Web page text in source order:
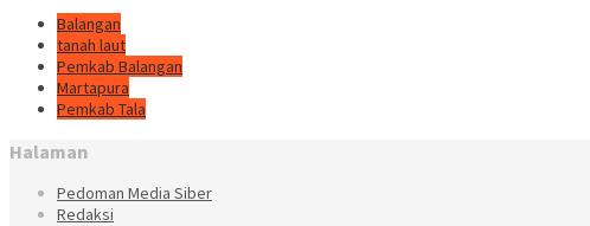
Balangan
tanah laut
Pemkab Balangan
Martapura
Pemkab Tala
Halaman
Pedoman Media Siber
Redaksi